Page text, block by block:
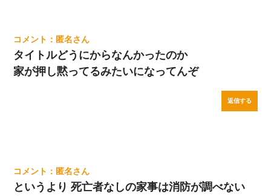
匿名
タイトルどうにからなんかったのか
家が押し黙ってるみたいになってんぞ
返信する
匿名
というより 死亡者なしの家事は消防が調べない